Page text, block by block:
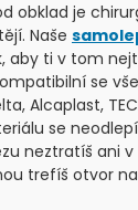
obklad je
Naše
aby ti v tom
se
Alcaplast,
se
neztratíš ani
trefíš otvor